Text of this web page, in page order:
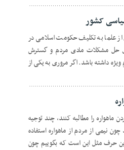
کشور
علما به تکلیف حکومت اسلامی در
حل مشکلات مادی مردم و گسترش
داشته باشد. اگر مروری به یکی از
ماهواره را مطالبه کنند، چند توجیه
نیمی از مردم از ماهواره استفاده
این حرف مثل این است که بگوییم چون